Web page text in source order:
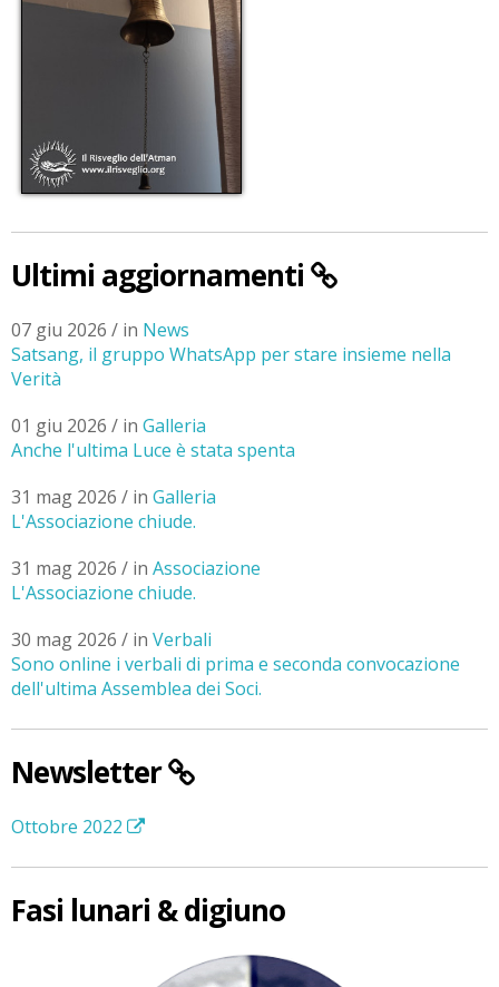
Ultimi aggiornamenti
07 giu 2026 / in News
Satsang, il gruppo WhatsApp per stare insieme nella
Verità
01 giu 2026 / in Galleria
Anche l'ultima Luce è stata spenta
31 mag 2026 / in Galleria
L'Associazione chiude.
31 mag 2026 / in Associazione
L'Associazione chiude.
30 mag 2026 / in Verbali
Sono online i verbali di prima e seconda convocazione
dell'ultima Assemblea dei Soci.
Newsletter
Ottobre 2022
Fasi lunari & digiuno